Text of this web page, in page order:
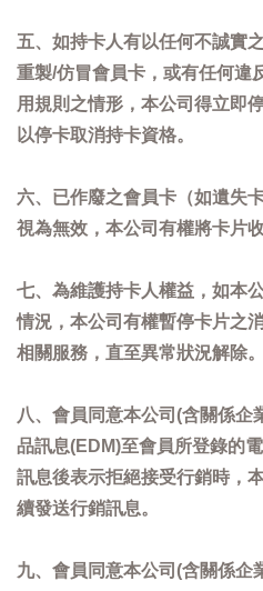
五、如持卡人有以任何不誠實
重製/仿冒會員卡，或有任何違
用規則之情形，本公司得立即
以停卡取消持卡資格。
六、已作廢之會員卡（如遺失
視為無效，本公司有權將卡片
七、為維護持卡人權益，如本
情況，本公司有權暫停卡片之
相關服務，直至異常狀況解除。
八、會員同意本公司(含關係企
品訊息(EDM)至會員所登錄的
訊息後表示拒絕接受行銷時，
續發送行銷訊息。
九、會員同意本公司(含關係企